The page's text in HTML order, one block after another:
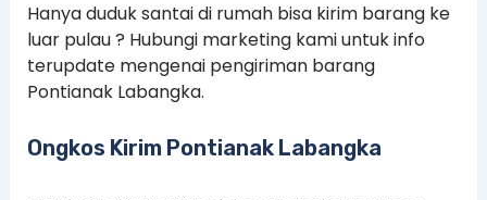
Hanya duduk santai di rumah bisa kirim barang ke
luar pulau ? Hubungi marketing kami untuk info
terupdate mengenai pengiriman barang
Pontianak Labangka.
Ongkos Kirim Pontianak Labangka